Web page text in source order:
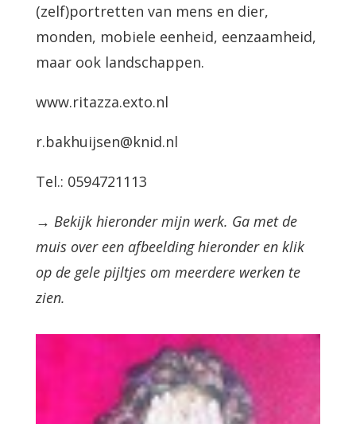
(zelf)portretten van mens en dier,
monden, mobiele eenheid, eenzaamheid,
maar ook landschappen.
www.ritazza.exto.nl
r.bakhuijsen@knid.nl
Tel.: 0594721113
→ Bekijk hieronder mijn werk. Ga met de
muis over een afbeelding hieronder en klik
op de gele pijltjes om meerdere werken te
zien.